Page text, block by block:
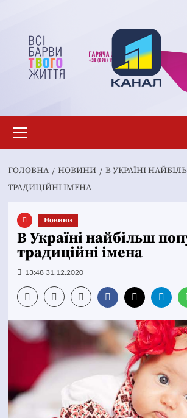
вмісту
меню
ГОЛОВНА НОВИНИ
В УКРАЇНІ
ТРАДИЦІЙНІ ІМЕНА
Новини
В Україні найбільш
традиційні імена
13:48 31.12.2020